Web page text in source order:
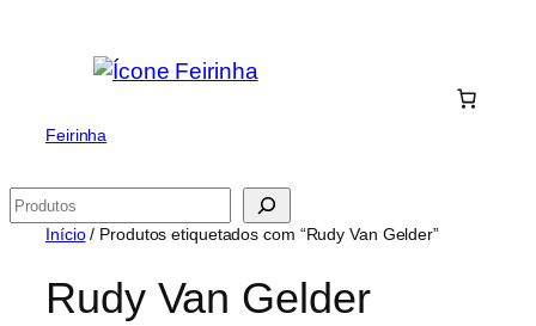
Feirinha
Pesquisar
Início/ Produtos etiquetados com “Rudy Van Gelder”
Rudy Van Gelder